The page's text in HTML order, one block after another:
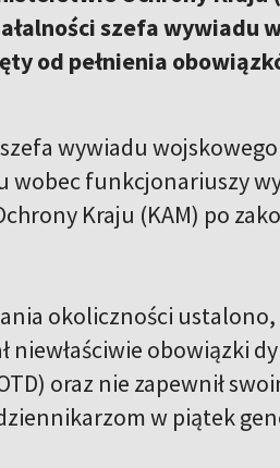
szefa wywiadu
od pełnienia
szefa wywiadu
wobec funkcjonariuszy
Kraju (KAM) po
okoliczności
niewłaściwie obowiązki
oraz nie zapewnił
w piątek